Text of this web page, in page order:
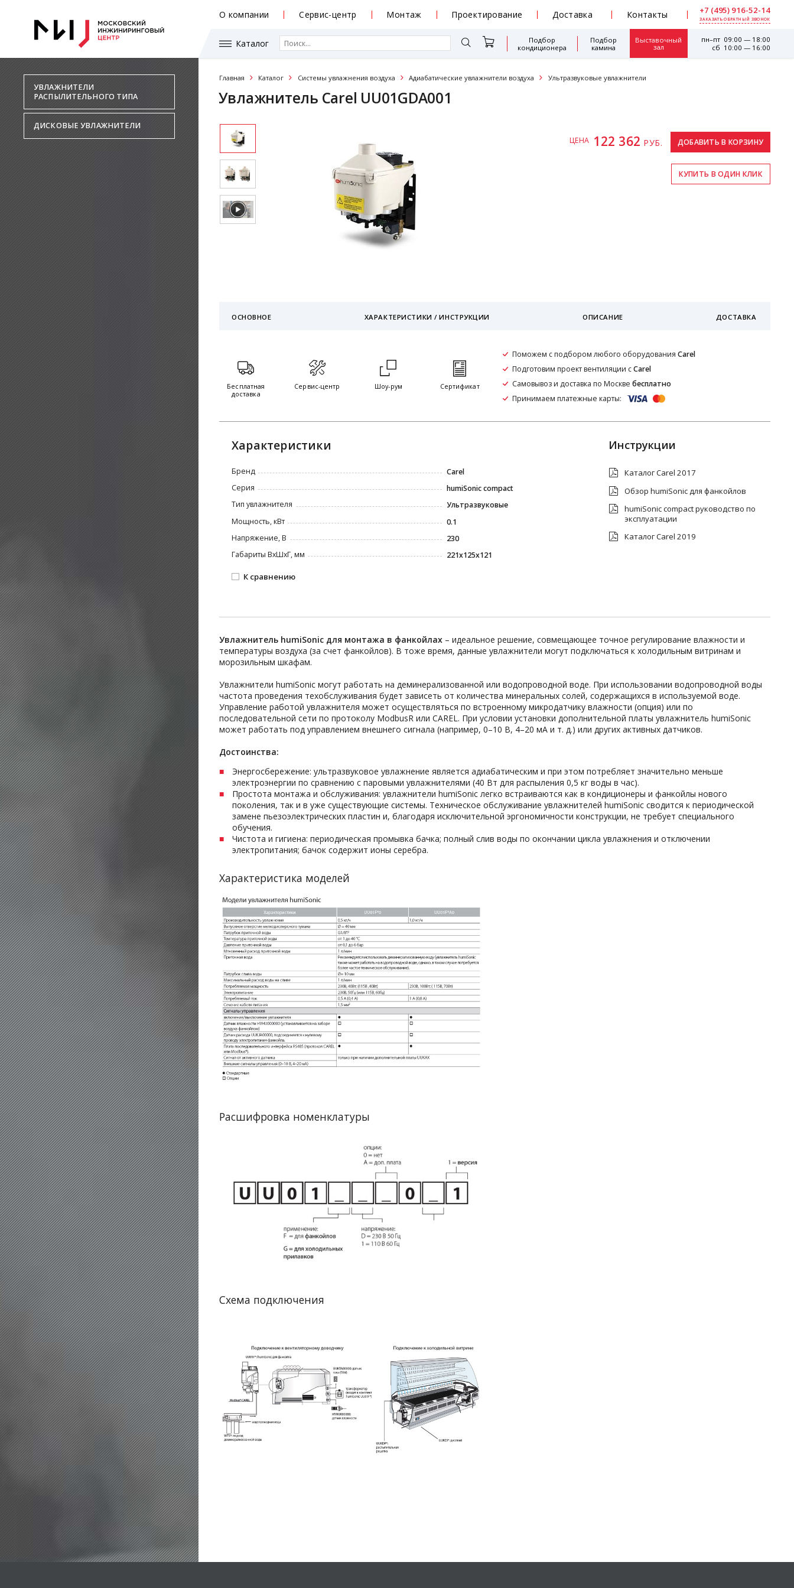
О компании Сервис-центр Монтаж Проектирование Доставка Контакты +7 (495) 916-52-14
ЗАКАЗАТЬ ОБРАТНЫЙ ЗВОНОК
Каталог
Подбор
кондиционера
Подбор
камина
Выставочный
зал
пн–пт 09:00 — 18:00
сб 10:00 — 16:00
УВЛАЖНИТЕЛИ
РАСПЫЛИТЕЛЬНОГО ТИПА
ДИСКОВЫЕ УВЛАЖНИТЕЛИ
Главная Каталог Системы увлажнения воздуха Адиабатические увлажнители воздуха Ультразвуковые увлажнители
Увлажнитель Carel UU01GDA001
ЦЕНА 122 362 РУБ.
ОСНОВНОЕ ХАРАКТЕРИСТИКИ / ИНСТРУКЦИИ ОПИСАНИЕ ДОСТАВКА
Бесплатная
доставка
Сервис-центр Шоу-рум Сертификат
Поможем с подбором любого оборудования Carel
Подготовим проект вентиляции сCarel
Самовывоз и доставка по Москве бесплатно
Принимаем платежные карты:
Характеристики
Бренд
Carel
Серия
humiSonic compact
Тип увлажнителя
Ультразвуковые
Мощность, кВт
0.1
Напряжение, В
230
Габариты ВxШxГ, мм
221х125x121
К сравнению
Инструкции
Каталог Carel 2017
Обзор humiSonic для фанкойлов
humiSonic compact руководство по
эксплуатации
Каталог Carel 2019
Увлажнитель humiSonic для монтажа в фанкойлах – идеальное решение, совмещающее точное регулирование влажности и
температуры воздуха (за счет фанкойлов). В тоже время, данные увлажнители могут подключаться к холодильным витринам и
морозильным шкафам.
Увлажнители humiSonic могут работать на деминерализованной или водопроводной воде. При использовании водопроводной воды
частота проведения техобслуживания будет зависеть от количества минеральных солей, содержащихся в используемой воде.
Управление работой увлажнителя может осуществляться по встроенному микродатчику влажности (опция) или по
последовательной сети по протоколу ModbusR или CAREL. При условии установки дополнительной платы увлажнитель humiSonic
может работать под управлением внешнего сигнала (например, 0–10 В, 4–20 мА и т. д.) или других активных датчиков.
Достоинства:
Энергосбережение: ультразвуковое увлажнение является адиабатическим и при этом потребляет значительно меньше
электроэнергии по сравнению с паровыми увлажнителями (40 Вт для распыления 0,5 кг воды в час).
Простота монтажа и обслуживания: увлажнители humiSonic легко встраиваются как в кондиционеры и фанкойлы нового
поколения, так и в уже существующие системы. Техническое обслуживание увлажнителей humiSonic сводится к периодической
замене пьезоэлектрических пластин и, благодаря исключительной эргономичности конструкции, не требует специального
обучения.
Чистота и гигиена: периодическая промывка бачка; полный слив воды по окончании цикла увлажнения и отключении
электропитания; бачок содержит ионы серебра.
Характеристика моделей
Расшифровка номенклатуры
Схема подключения